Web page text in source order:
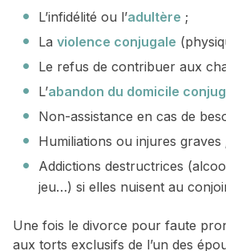
L’infidélité ou l’adultère ;
La violence conjugale
Le refus de contribuer aux
L’abandon du domicile
Non-assistance en cas de
Humiliations ou injures graves
Addictions destructrices
jeu…) si elles nuisent au
Une fois le divorce pour faute
aux torts exclusifs de l’un des